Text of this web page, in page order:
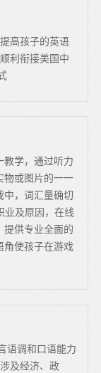
高孩子的英语
利衔接美国中
教学，通过听力
物或图片的一一
中，词汇量确切
业及原因，在线
提供专业全面的
角使孩子在游戏
语调和口语能力
及经济、政